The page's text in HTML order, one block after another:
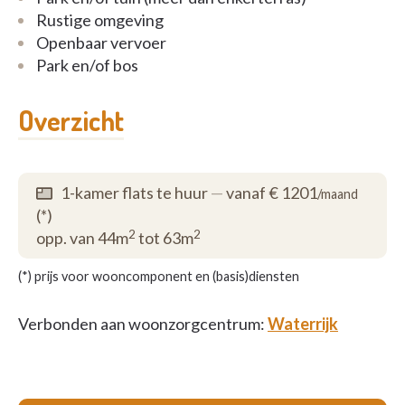
Wie dat wenst, kan gratis deelnemen aan het ruime
aanbod van activiteiten. Elke dag valt er iets anders
te beleven. Elke dag is een nieuwe dag.
Voor meer foto's, zie onze website:
www.waterrijk.be
Rustige omgeving
Openbaar vervoer
Park en/of bos
Overzicht
1-kamer flats te huur—vanaf € 1201/maand
(*)
opp. van 44m2 tot 63m2
(*) prijs voor wooncomponent en (basis)diensten
Verbonden aan woonzorgcentrum:Waterrijk